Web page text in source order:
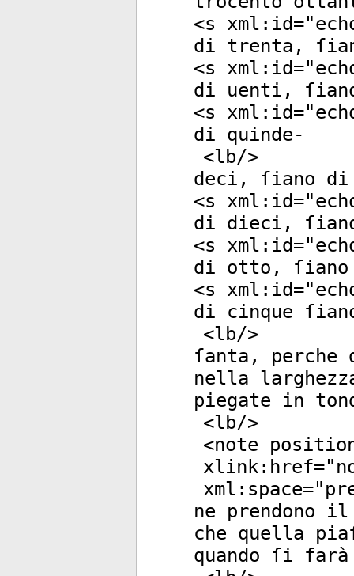
<s xml:id="
di trenta,
<s xml:id="
di uenti,
<s xml:id="
di quinde-
<lb/>
deci, ſiano di
<s xml:id="
di dieci,
<s xml:id="
di otto, ſiano
<s xml:id="
di cinque
<lb/>
ſanta, perche
nella
piegate in
<lb/>
<note
xlink:href="
xml:space="
ne prendono
che quella
quando ſi